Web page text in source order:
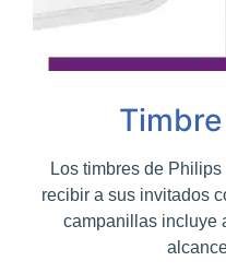
Los timbres de
recibir a sus invitados
campanillas incluye